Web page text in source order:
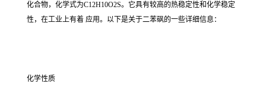
化合物，化学式为C12H10O2S。它具有较高的热稳定性和化学稳定
性，在工业上有着 应用。以下是关于二苯砜的一些详细信息：
化学性质